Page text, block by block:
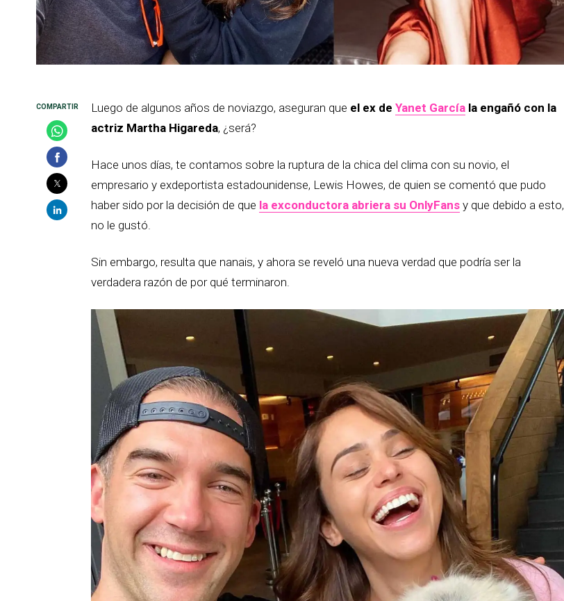
Luego de algunos años de noviazgo, aseguran que el ex de Yanet García la engañó con la
actriz Martha Higareda, ¿será?
Hace unos días, te contamos sobre la ruptura de la chica del clima con su novio, el
empresario y exdeportista estadounidense, Lewis Howes, de quien se comentó que pudo
haber sido por la decisión de que la exconductora abriera su OnlyFans y que debido a esto,
no le gustó.
Sin embargo, resulta que nanais, y ahora se reveló una nueva verdad que podría ser la
verdadera razón de por qué terminaron.